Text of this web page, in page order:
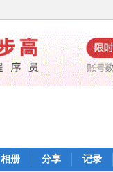
相册 分享 记录